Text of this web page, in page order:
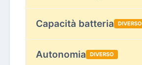
Capacità batteria DIVERSO
Autonomia DIVERSO